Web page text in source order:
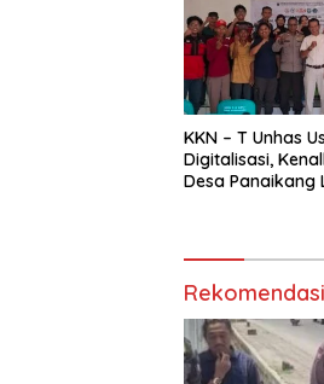
KKN – T Unhas
Digitalisasi,
Desa Panaikang